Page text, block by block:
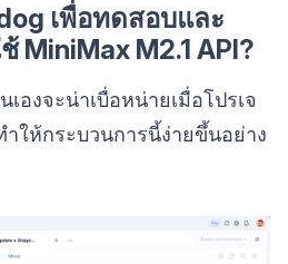
เพื่อทดสอบและ
MiniMax M2.1 API?
องจะน่าเบื่อหน่ายเมื่อโปรเจ
ให้กระบวนการนี้ง่ายขึ้นอย่าง